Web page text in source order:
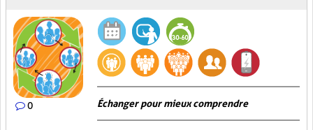
0 Échanger pour mieux comprendre